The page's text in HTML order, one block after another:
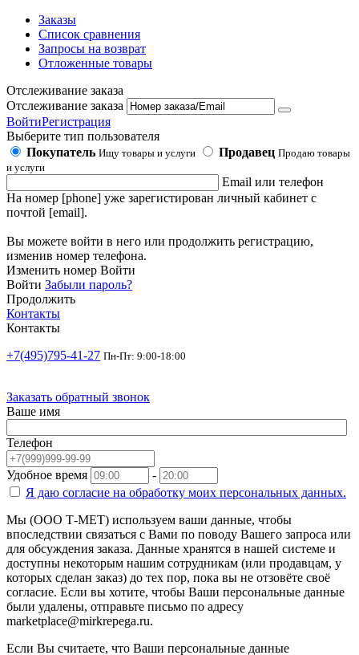
Заказы
Список сравнения
Запросы на возврат
Отложенные товары
Отслеживание заказа
Отслеживание заказа
ВойтиРегистрация
Выберите тип пользователя
Покупатель Ищу товары и услуги Продавец Продаю товары
и услуги
Email или телефон
На номер [phone] уже зарегистирован личный кабинет с
почтой [email].
Вы можете войти в него или продолжить регистрацию,
изменив номер телефона.
Изменить номер Войти
Войти Забыли пароль?
Продолжить
Контакты
Контакты
+7(495)795-41-27 Пн-Пт: 9:00-18:00
Заказать обратный звонок
Ваше имя
Телефон
Удобное время
-
Я даю согласие на обработку моих персональных данных.
Мы (ООО Т-МЕТ) используем ваши данные, чтобы
впоследствии связаться с Вами по поводу Вашего запроса или
для обсуждения заказа. Данные хранятся в нашей системе и
доступны некоторым нашим сотрудникам (или продавцам, у
которых сделан заказ) до тех пор, пока вы не отзовёте своё
согласие. Если вы хотите, чтобы Ваши персональные данные
были удалены, отправьте письмо по адресу
marketplace@mirkrepega.ru.
Если Вы считаете, что Ваши персональные данные